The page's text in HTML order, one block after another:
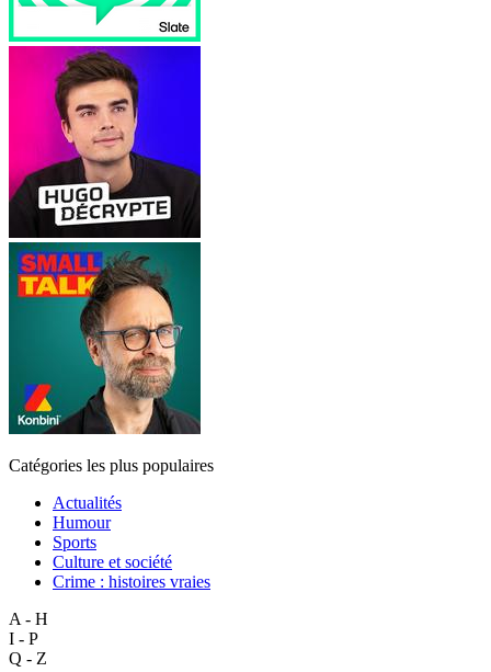
Catégories les plus populaires
Actualités
Humour
Sports
Culture et société
Crime : histoires vraies
A - H
I - P
Q - Z